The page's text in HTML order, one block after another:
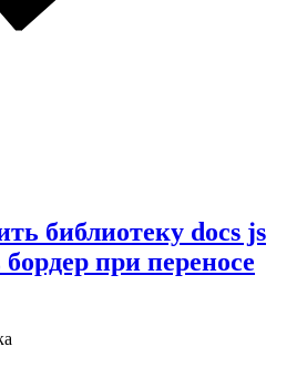
библиотеку docs js
при переносе